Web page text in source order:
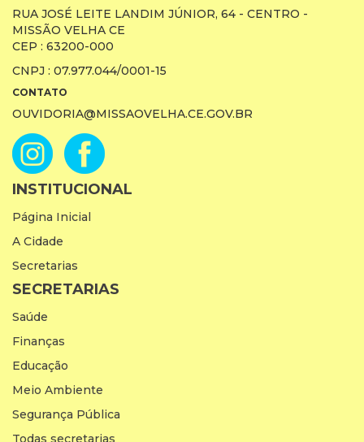
RUA JOSÉ LEITE LANDIM JÚNIOR, 64 - CENTRO -
MISSÃO VELHA CE
CEP : 63200-000
CNPJ : 07.977.044/0001-15
CONTATO
OUVIDORIA@MISSAOVELHA.CE.GOV.BR
INSTITUCIONAL
Página Inicial
A Cidade
Secretarias
SECRETARIAS
Saúde
Finanças
Educação
Meio Ambiente
Segurança Pública
Todas secretarias